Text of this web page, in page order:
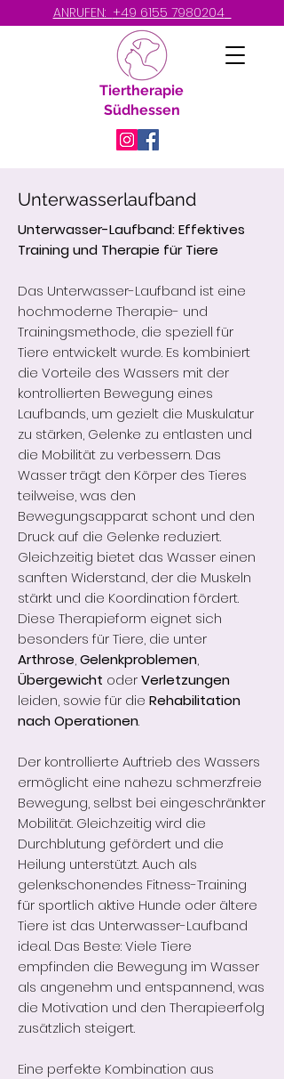
ANRUFEN: +49 6155 7980204
Tiertherapie
Südhessen
Unterwasserlaufband
Unterwasser-Laufband: Effektives
Training und Therapie für Tiere
Das Unterwasser-Laufband ist eine
hochmoderne Therapie- und
Trainingsmethode, die speziell für
Tiere entwickelt wurde. Es kombiniert
die Vorteile des Wassers mit der
kontrollierten Bewegung eines
Laufbands, um gezielt die Muskulatur
zu stärken, Gelenke zu entlasten und
die Mobilität zu verbessern. Das
Wasser trägt den Körper des Tieres
teilweise, was den
Bewegungsapparat schont und den
Druck auf die Gelenke reduziert.
Gleichzeitig bietet das Wasser einen
sanften Widerstand, der die Muskeln
stärkt und die Koordination fördert.
Diese Therapieform eignet sich
besonders für Tiere, die unter
Arthrose,Gelenkproblemen,
Übergewicht oderVerletzungen
leiden, sowie für die Rehabilitation
nach Operationen.
Der kontrollierte Auftrieb des Wassers
ermöglicht eine nahezu schmerzfreie
Bewegung, selbst bei eingeschränkter
Mobilität. Gleichzeitig wird die
Durchblutung gefördert und die
Heilung unterstützt. Auch als
gelenkschonendes Fitness-Training
für sportlich aktive Hunde oder ältere
Tiere ist das Unterwasser-Laufband
ideal. Das Beste: Viele Tiere
empfinden die Bewegung im Wasser
als angenehm und entspannend, was
die Motivation und den Therapieerfolg
zusätzlich steigert.
Eine perfekte Kombination aus